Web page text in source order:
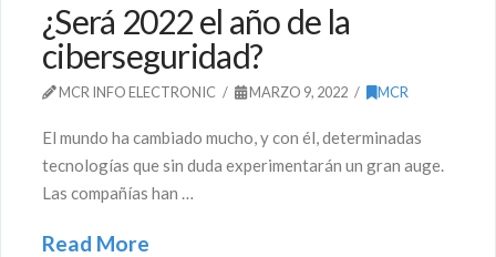
¿Será 2022 el año de la
ciberseguridad?
MCR INFO ELECTRONIC MARZO 9, 2022 MCR
El mundo ha cambiado mucho, y con él, determinadas
tecnologías que sin duda experimentarán un gran auge.
Las compañías han …
Read More